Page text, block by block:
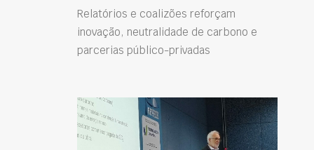
Relatórios e coalizões reforçam
inovação, neutralidade de carbono e
parcerias público-privadas